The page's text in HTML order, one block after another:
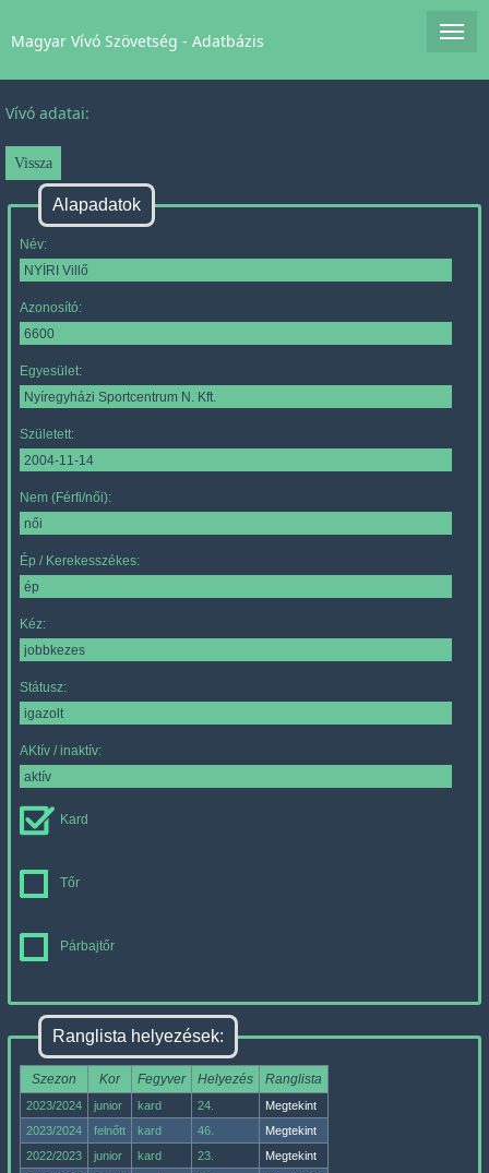
Magyar Vívó Szövetség - Adatbázis
Vívó adatai:
Alapadatok
Név:
Azonosító:
Egyesület:
Született:
Nem (Férfi/női):
Ép / Kerekesszékes:
Kéz:
Státusz:
AKtív / inaktív:
Kard
Tőr
Párbajtőr
Ranglista helyezések:
Szezon Kor Fegyver Helyezés Ranglista
2023/2024 junior kard 24.
Megtekint
2023/2024
felnőtt kard 46.
Megtekint
2022/2023
junior kard 23.
Megtekint